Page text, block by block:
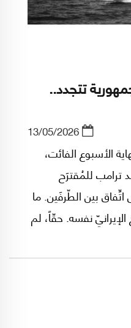
تتجدد..
13/05/2026
الأسبوع الفائت،
للمُقترَح
بين الطّرفَين. ما
نفسه. حقّاً، لم
المُواجهة، بل